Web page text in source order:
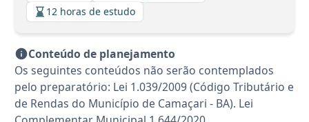
12 horas de estudo
Conteúdo de planejamento
Os seguintes conteúdos não serão contemplados
pelo preparatório: Lei 1.039/2009 (Código Tributário e
de Rendas do Município de Camaçari - BA). Lei